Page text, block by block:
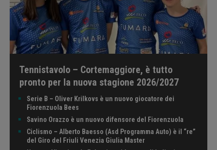
Tennistavolo – Cortemaggiore, è tutto
pronto per la nuova stagione 2026/2027
Serie B – Oliver Krilkovs è un nuovo giocatore dei
Fiorenzuola Bees
Savino Orazzo è un nuovo difensore del Fiorenzuola
Ciclismo – Alberto Baesso (Asd Programma Auto) è il “re”
del Giro del Friuli Venezia Giulia Master